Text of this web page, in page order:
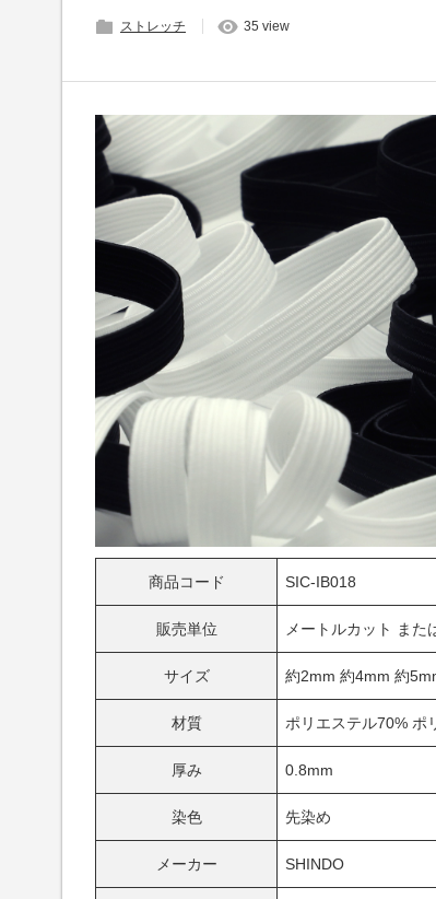
ストレッチ 35 view
商品コード SIC-IB018
販売単位 メートルカット また
サイズ 約2mm 約4mm 約
材質 ポリエステル70% ポ
厚み 0.8mm
染色 先染め
メーカー SHINDO